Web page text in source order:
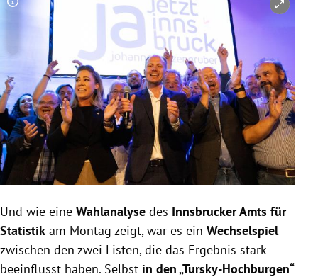
Copyright-Hinweis öffnen/schließen
Und wie eine Wahlanalyse des Innsbrucker Amts für
Statistik am Montag zeigt, war es ein Wechselspiel
zwischen den zwei Listen, die das Ergebnis stark
beeinflusst haben. Selbst in den „Tursky-Hochburgen“